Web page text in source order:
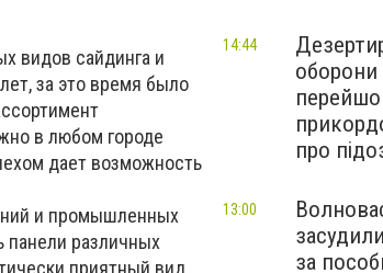
видов сайдинга и
за это время было
в любом городе
дает возможность
и промышленных
различных
приятный вид.
оборони
про
14:44
за
13:00